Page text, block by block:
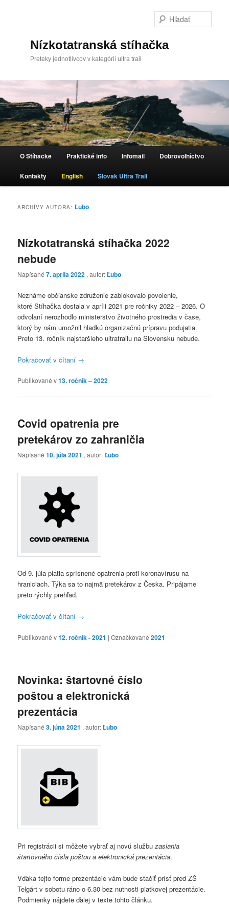
Nízkotatranská stíhačka
Preteky jednotlivcov v kategórii ultra trail
Hlavné menu
Preskočiť na primárny obsah
Preskočiť na sekundárny obsah
O Stíhačke Praktické info Infomail Dobrovoľníctvo
Kontakty English Slovak Ultra Trail
ARCHÍVY AUTORA: Ľubo
Nízkotatranská stíhačka 2022
nebude
Napísané7. apríla 2022 , autor: Ľubo
Neznáme občianske združenie zablokovalo povolenie,
ktoré Stíhačka dostala v apríli 2021 pre ročniky 2022 – 2026. O
odvolaní nerozhodlo ministerstvo životného prostredia v čase,
ktorý by nám umožnil hladkú organizačnú prípravu podujatia.
Preto 13. ročník najstaršieho ultratrailu na Slovensku nebude.
Pokračovať v čítaní →
Publikované v13. ročník – 2022
Covid opatrenia pre
pretekárov zo zahraničia
Napísané10. júla 2021 , autor: Ľubo
Od 9. júla platia sprísnené opatrenia proti koronavírusu na
hraniciach. Týka sa to najmä pretekárov z Česka. Pripájame
preto rýchly prehľad.
Pokračovať v čítaní →
Publikované v12. ročník - 2021 |Označkované 2021
Novinka: štartovné číslo
poštou a elektronická
prezentácia
Napísané3. júna 2021 , autor: Ľubo
Pri registrácii si môžete vybrať aj novú službuzaslania
štartovného čísla poštou a elektronická prezentácia.
Vďaka tejto forme prezentácie vám bude stačiť prísť pred ZŠ
Telgárt v sobotu ráno o 6.30 bez nutnosti piatkovej prezentácie.
Podmienky nájdete ďalej v texte tohto článku.